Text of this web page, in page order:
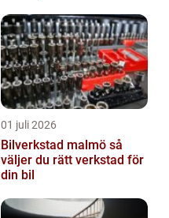
01 juli 2026
Bilverkstad malmö så
väljer du rätt verkstad för
din bil